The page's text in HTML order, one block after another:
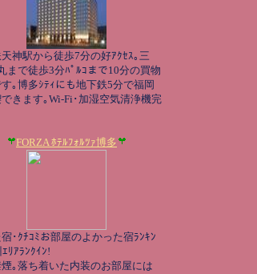
神駅から徒歩7分の好ｱｸｾｽ｡三
まで徒歩3分ﾊﾟﾙｺまで10分の買物
｡博多ｼﾃｨにも地下鉄5分で福岡
きます｡Wi-Fi･加湿空気清浄機完
FORZA ﾎﾃﾙﾌｫﾙﾂｧ博多
･ｸﾁｺﾐお部屋のよかった宿ﾗﾝｷﾝ
ﾘｱﾗﾝｸｲﾝ!
｡落ち着いた内装のお部屋には